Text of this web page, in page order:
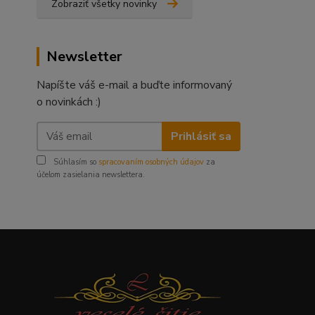
Zobraziť všetky novinky
Newsletter
Napíšte váš e-mail a buďte informovaný
o novinkách :)
Prihlásiť sa
Súhlasím so spracovaním osobných údajov za
účelom zasielania newslettera.